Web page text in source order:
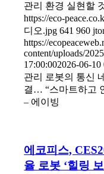
관리 환경 실현할
https://eco-
디오.jpg 641 960
https://
content/uploads/
17:00:002026-06-10
관리 로봇의 통신
결… “스마트하고
– 에이빙
에코피스,
율 로봇 ‘힐링